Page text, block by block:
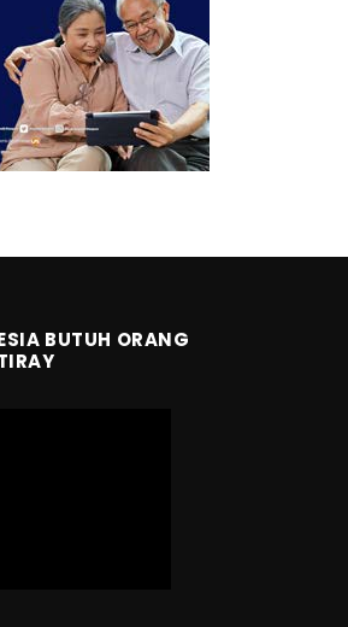
BUTUH ORANG